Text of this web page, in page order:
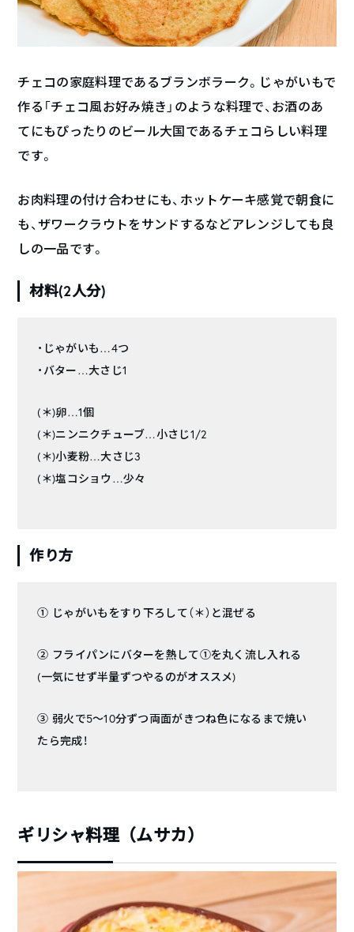
チェコの家庭料理であるブランボラーク。じゃがいもで
作る「チェコ風お好み焼き」のような料理で、お酒のあ
てにもぴったりのビール大国であるチェコらしい料理
です。
お肉料理の付け合わせにも、ホットケーキ感覚で朝食に
も、ザワークラウトをサンドするなどアレンジしても良
しの一品です。
材料(2人分)
・じゃがいも…4つ
・バター…大さじ1
(＊)卵…1個
(＊)ニンニクチューブ…小さじ1/2
(＊)小麦粉…大さじ3
(＊)塩コショウ…少々
作り方
① じゃがいもをすり下ろして（＊）と混ぜる
② フライパンにバターを熱して①を丸く流し入れる
(一気にせず半量ずつやるのがオススメ)
③ 弱火で5〜10分ずつ両面がきつね色になるまで焼い
たら完成！
ギリシャ料理（ムサカ）